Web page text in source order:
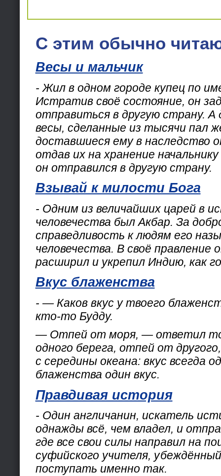
С этим обычно
Весы и мальчик
- Жил в одном городе купец по
Истратив своё состояние, он
отправиться в другую страну. А
весы, сделанные из тысячи пал
доставшиеся ему в наследство
отдав их на хранение
он отправился в другую страну.
Взывай к милости Бога
- Одним из величайших царей в
человечества был Акбар. За
справедливость к людям его
человечества. В своё правление
расширил и укрепил Индию, как
Вкус блаженства
- — Каков вкус у твоего
кто-то Будду.
— Отпей от моря, — ответил
одного берега, отпей от
с середины океана: вкус всегда
блаженства один вкус.
Правдивая история
- Один англичанин, искатель
однажды всё, чем владел, и
где все свои силы направил на
суфийского учителя,
поступать именно так.